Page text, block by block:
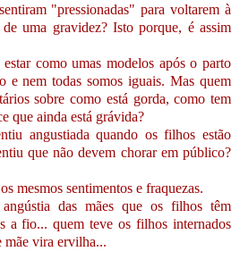
"pressionadas" para voltarem à
uma gravidez? Isto porque, é assim
como umas modelos após o parto
e nem todas somos iguais. Mas quem
sobre como está gorda, como tem
que ainda está grávida?
angustiada quando os filhos estão
que não devem chorar em público?
mesmos sentimentos e fraquezas.
das mães que os filhos têm
a fio... quem teve os filhos internados
mãe vira ervilha...